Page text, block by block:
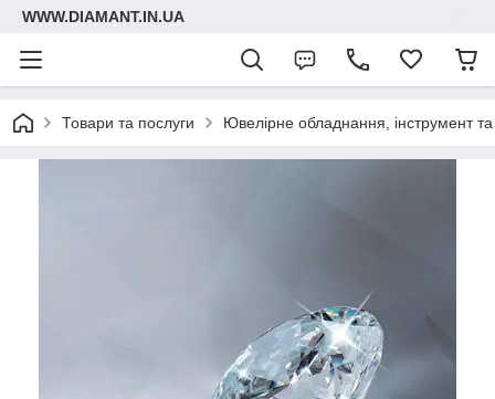
WWW.DIAMANT.IN.UA
Товари та послуги Ювелірне обладнання, інструмент та